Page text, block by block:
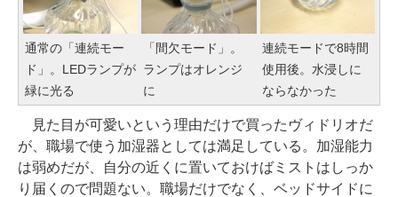
通常の「連続モー
ド」。LEDランプが
緑に光る
「間欠モード」。
ランプはオレンジ
に
連続モードで8時間
使用後。水浸しに
ならなかった
見た目が可愛いという理由だけで買ったヴィドリオだ
が、職場で使う加湿器としては満足している。加湿能力
は弱めだが、自分の近くに置いておけばミストはしっか
り届くので問題ない。職場だけでなく、ベッドサイドに